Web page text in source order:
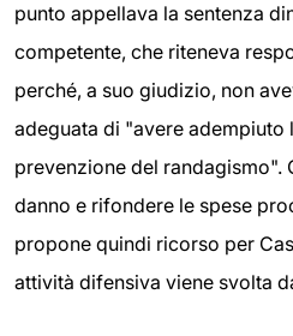
punto appellava la sentenza
competente, che riteneva
perché, a suo giudizio, non
adeguata di "avere
prevenzione del randagismo".
danno e rifondere le spese
propone quindi ricorso per
attività difensiva viene svolta